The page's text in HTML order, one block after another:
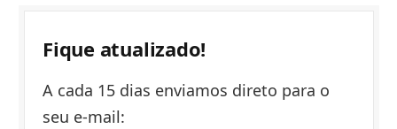
Fique atualizado!
A cada 15 dias enviamos direto para o
seu e-mail: